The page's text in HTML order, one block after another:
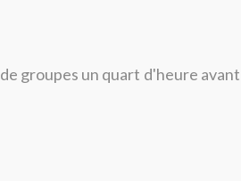
groupes un quart d'heure